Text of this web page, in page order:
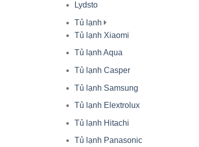
Lydsto
Tủ lạnh
Tủ lạnh Xiaomi
Tủ lạnh Aqua
Tủ lạnh Casper
Tủ lạnh Samsung
Tủ lạnh Elextrolux
Tủ lạnh Hitachi
Tủ lạnh Panasonic